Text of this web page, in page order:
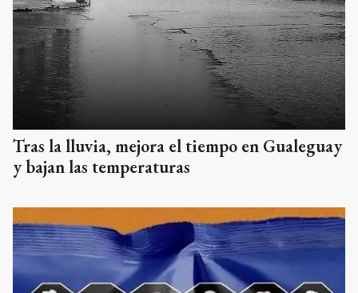
Tras la lluvia, mejora el tiempo en Gualeguay
y bajan las temperaturas